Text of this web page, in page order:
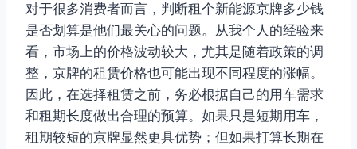
对于很多消费者而言，判断租个新能源京牌多少钱
是否划算是他们最关心的问题。从我个人的经验来
看，市场上的价格波动较大，尤其是随着政策的调
整，京牌的租赁价格也可能出现不同程度的涨幅。
因此，在选择租赁之前，务必根据自己的用车需求
和租期长度做出合理的预算。如果只是短期用车，
租期较短的京牌显然更具优势；但如果打算长期在